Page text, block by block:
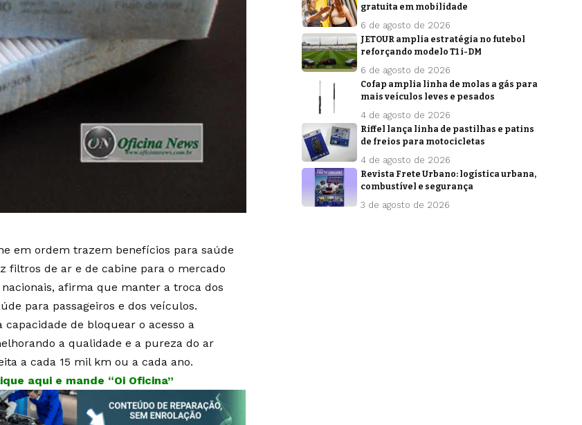
em ordem trazem benefícios para saúde
filtros de ar e de cabine para o mercado
afirma que manter a troca dos
para passageiros e dos veículos.
de bloquear o acesso a
a qualidade e a pureza do ar
a cada 15 mil km ou a cada ano.
aqui e mande “Oi Oficina”
gratuita em mobilidade
6 de agosto de 2026
JETOUR amplia estratégia no futebol
reforçando modelo T1 i-DM
6 de agosto de 2026
Cofap amplia linha de molas a gás para
mais veículos leves e pesados
4 de agosto de 2026
Riffel lança linha de pastilhas e patins
de freios para motocicletas
4 de agosto de 2026
Revista Frete Urbano: logística urbana,
combustível e segurança
3 de agosto de 2026